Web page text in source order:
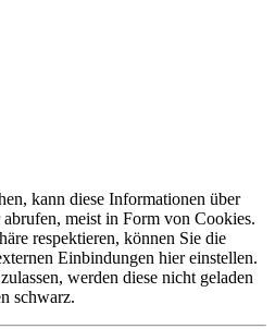
kann diese Informationen über
meist in Form von Cookies.
respektieren, können Sie die
Einbindungen hier einstellen.
werden diese nicht geladen
schwarz.